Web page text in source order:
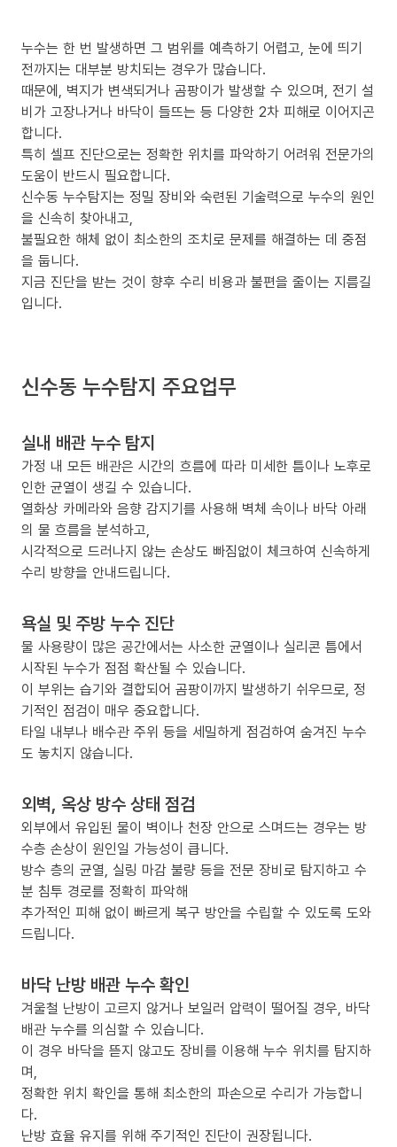
누수는 한 번 발생하면 그 범위를 예측하기 어렵고, 눈에 띄기
전까지는 대부분 방치되는 경우가 많습니다.
때문에, 벽지가 변색되거나 곰팡이가 발생할 수 있으며, 전기 설
비가 고장나거나 바닥이 들뜨는 등 다양한 2차 피해로 이어지곤
합니다.
특히 셀프 진단으로는 정확한 위치를 파악하기 어려워 전문가의
도움이 반드시 필요합니다.
신수동 누수탐지는 정밀 장비와 숙련된 기술력으로 누수의 원인
을 신속히 찾아내고,
불필요한 해체 없이 최소한의 조치로 문제를 해결하는 데 중점
을 둡니다.
지금 진단을 받는 것이 향후 수리 비용과 불편을 줄이는 지름길
입니다.
신수동 누수탐지 주요업무
실내 배관 누수 탐지
가정 내 모든 배관은 시간의 흐름에 따라 미세한 틈이나 노후로
인한 균열이 생길 수 있습니다.
열화상 카메라와 음향 감지기를 사용해 벽체 속이나 바닥 아래
의 물 흐름을 분석하고,
시각적으로 드러나지 않는 손상도 빠짐없이 체크하여 신속하게
수리 방향을 안내드립니다.
욕실 및 주방 누수 진단
물 사용량이 많은 공간에서는 사소한 균열이나 실리콘 틈에서
시작된 누수가 점점 확산될 수 있습니다.
이 부위는 습기와 결합되어 곰팡이까지 발생하기 쉬우므로, 정
기적인 점검이 매우 중요합니다.
타일 내부나 배수관 주위 등을 세밀하게 점검하여 숨겨진 누수
도 놓치지 않습니다.
외벽, 옥상 방수 상태 점검
외부에서 유입된 물이 벽이나 천장 안으로 스며드는 경우는 방
수층 손상이 원인일 가능성이 큽니다.
방수 층의 균열, 실링 마감 불량 등을 전문 장비로 탐지하고 수
분 침투 경로를 정확히 파악해
추가적인 피해 없이 빠르게 복구 방안을 수립할 수 있도록 도와
드립니다.
바닥 난방 배관 누수 확인
겨울철 난방이 고르지 않거나 보일러 압력이 떨어질 경우, 바닥
배관 누수를 의심할 수 있습니다.
이 경우 바닥을 뜯지 않고도 장비를 이용해 누수 위치를 탐지하
며,
정확한 위치 확인을 통해 최소한의 파손으로 수리가 가능합니
다.
난방 효율 유지를 위해 주기적인 진단이 권장됩니다.